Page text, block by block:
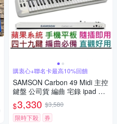
購衷心+聯名卡最高10%回饋
SAMSON Carbon 49 Midi 主控
鍵盤 公司貨 編曲 宅錄 ipad mi
di 鍵盤
$3,330 $3,580
限時下殺
券